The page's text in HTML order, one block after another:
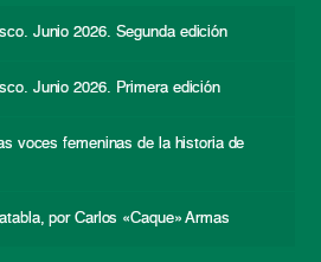
Junio 2026. Segunda edición
Junio 2026. Primera edición
voces femeninas de la historia de
por Carlos «Caque» Armas